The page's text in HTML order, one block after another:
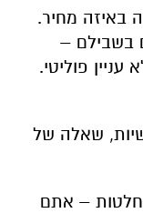
באיזה מחיר.
בשבילם –
פוליטי.
שאלה של
– אתם